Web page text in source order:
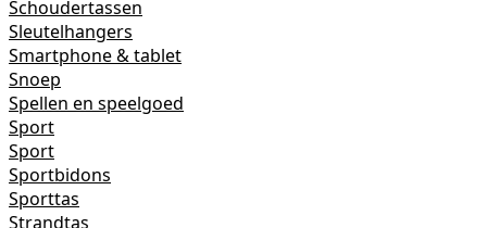
Schoudertassen
Sleutelhangers
Smartphone & tablet
Snoep
Spellen en speelgoed
Sport
Sport
Sportbidons
Sporttas
Strandtas